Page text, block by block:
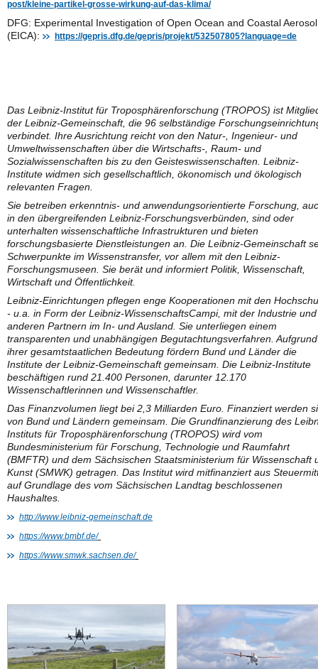
post/kleine-partikel-grosse-wirkung-auf-das-klima/
DFG: Experimental Investigation of Open Ocean and Coastal Aerosol
(EICA):
https://gepris.dfg.de/gepris/projekt/532507805?language=de
Das Leibniz-Institut für Troposphärenforschung (TROPOS) ist
der Leibniz-Gemeinschaft, die 96 selbständige
verbindet. Ihre Ausrichtung reicht von den Natur-, Ingenieur- und
Umweltwissenschaften über die Wirtschafts-, Raum- und
Sozialwissenschaften bis zu den Geisteswissenschaften. Leibniz-
Institute widmen sich gesellschaftlich, ökonomisch und ökologisch
relevanten Fragen.
Sie betreiben erkenntnis- und anwendungsorientierte Forschung,
in den übergreifenden Leibniz-Forschungsverbünden, sind oder
unterhalten wissenschaftliche Infrastrukturen und bieten
forschungsbasierte Dienstleistungen an. Die Leibniz-Gemeinschaft
Schwerpunkte im Wissenstransfer, vor allem mit den Leibniz-
Forschungsmuseen. Sie berät und informiert Politik, Wissenschaft,
Wirtschaft und Öffentlichkeit.
Leibniz-Einrichtungen pflegen enge Kooperationen mit den
- u.a. in Form der Leibniz-WissenschaftsCampi, mit der Industrie und
anderen Partnern im In- und Ausland. Sie unterliegen einem
transparenten und unabhängigen Begutachtungsverfahren. Aufgrund
ihrer gesamtstaatlichen Bedeutung fördern Bund und Länder die
Institute der Leibniz-Gemeinschaft gemeinsam. Die Leibniz-Institute
beschäftigen rund 21.400 Personen, darunter 12.170
Wissenschaftlerinnen und Wissenschaftler.
Das Finanzvolumen liegt bei 2,3 Milliarden Euro. Finanziert werden
von Bund und Ländern gemeinsam. Die Grundfinanzierung des
Instituts für Troposphärenforschung (TROPOS) wird vom
Bundesministerium für Forschung, Technologie und Raumfahrt
(BMFTR) und dem Sächsischen Staatsministerium für Wissenschaft
Kunst (SMWK) getragen. Das Institut wird mitfinanziert aus
auf Grundlage des vom Sächsischen Landtag beschlossenen
Haushaltes.
http://www.leibniz-gemeinschaft.de
https://www.bmbf.de/
https://www.smwk.sachsen.de/